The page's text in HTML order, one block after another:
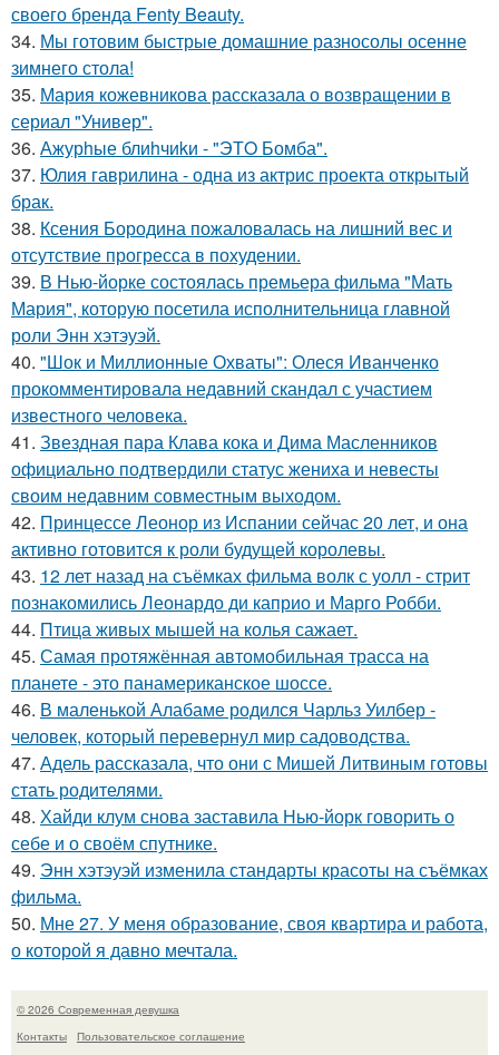
своего бренда Fenty Beauty.
34. Мы готовим быстрые домашние разносолы осенне
зимнего стола!
35. Мария кожевникова рассказала о возвращении в
сериал "Универ".
36. Ажурhые блиhчиkи - "ЭТO Бомба".
37. Юлия гаврилина - одна из актрис проекта открытый
брак.
38. Ксения Бородина пожаловалась на лишний вес и
отсутствие прогресса в похудении.
39. В Нью-йорке состоялась премьера фильма "Мать
Мария", которую посетила исполнительница главной
роли Энн хэтэуэй.
40. "Шок и Миллионные Охваты": Олеся Иванченко
прокомментировала недавний скандал с участием
известного человека.
41. Звездная пара Клава кока и Дима Масленников
официально подтвердили статус жениха и невесты
своим недавним совместным выходом.
42. Принцессе Леонор из Испании сейчас 20 лет, и она
активно готовится к роли будущей королевы.
43. 12 лет назад на съёмках фильма волк с уолл - стрит
познакомились Леонардо ди каприо и Марго Робби.
44. Птица живых мышей на колья сажает.
45. Самая протяжённая автомобильная трасса на
планете - это панамериканское шоссе.
46. В маленькой Алабаме родился Чарльз Уилбер -
человек, который перевернул мир садоводства.
47. Адель рассказала, что они с Мишей Литвиным готовы
стать родителями.
48. Хайди клум снова заставила Нью-йорк говорить о
себе и о своём спутнике.
49. Энн хэтэуэй изменила стандарты красоты на съёмках
фильма.
50. Мне 27. У меня образование, своя квартира и работа,
о которой я давно мечтала.
© 2026 Современная девушка
Контакты
Пользовательское соглашение